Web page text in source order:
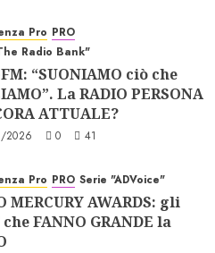
Pro PRO
Radio Bank"
“SUONIAMO ciò che
La RADIO PERSONA
ATTUALE?
2026 0 41
Pro PRO Serie "ADVoice"
MERCURY AWARDS: gli
che FANNO GRANDE la